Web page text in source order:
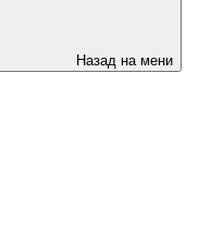
Назад на мени